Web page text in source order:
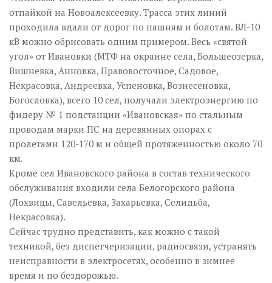
отпайкой на Новоалексеевку. Трасса этих линий
проходила вдали от дорог по пашням и болотам. ВЛ-10
кВ можно обрисовать одним примером. Весь «святой
угол» от Ивановки (МТФ на окраине села, Большеозерка,
Вишневка, Анновка, Правовосточное, Садовое,
Некрасовка, Андреевка, Успеновка, Вознесеновка,
Богословка), всего 10 сел, получали электроэнергию по
фидеру № 1 подстанции «Ивановская» по стальным
проводам марки ПС на деревянных опорах с
пролетами 120-170 м и общей протяженностью около 70
км.
Кроме сел Ивановского района в состав технического
обслуживания входили села Белогорского района
(Лохвицы, Савельевка, Захарьевка, Селидьба,
Некрасовка).
Сейчас трудно представить, как можно с такой
техникой, без диспетчеризации, радиосвязи, устранять
неисправности в электросетях, особенно в зимнее
время и по бездорожью.